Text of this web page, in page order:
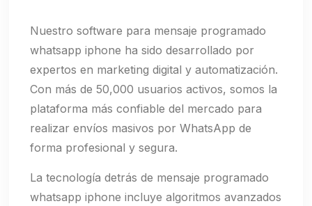
Nuestro software para mensaje programado
whatsapp iphone ha sido desarrollado por
expertos en marketing digital y automatización.
Con más de 50,000 usuarios activos, somos la
plataforma más confiable del mercado para
realizar envíos masivos por WhatsApp de
forma profesional y segura.
La tecnología detrás de mensaje programado
whatsapp iphone incluye algoritmos avanzados